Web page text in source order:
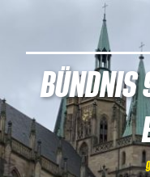
BÜNDNIS